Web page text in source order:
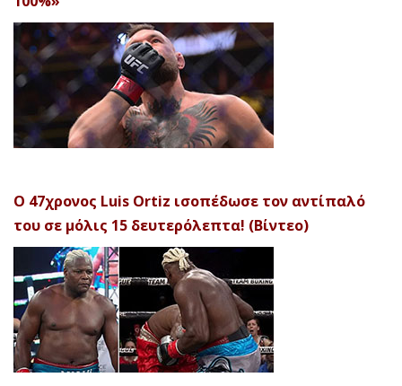
Ο 47χρονος Luis Ortiz ισοπέδωσε τον αντίπαλό
του σε μόλις 15 δευτερόλεπτα! (Βίντεο)